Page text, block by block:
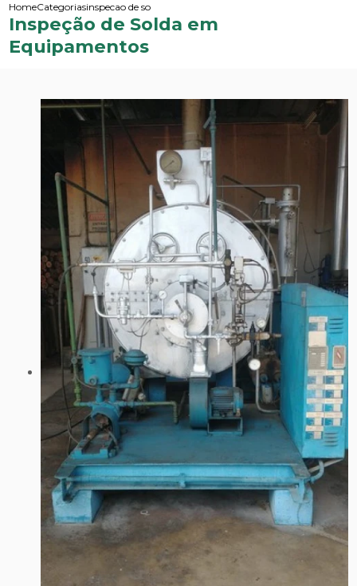
HomeCategoriasinspecao de solda em equipamentos
Inspeção de Solda em
Equipamentos